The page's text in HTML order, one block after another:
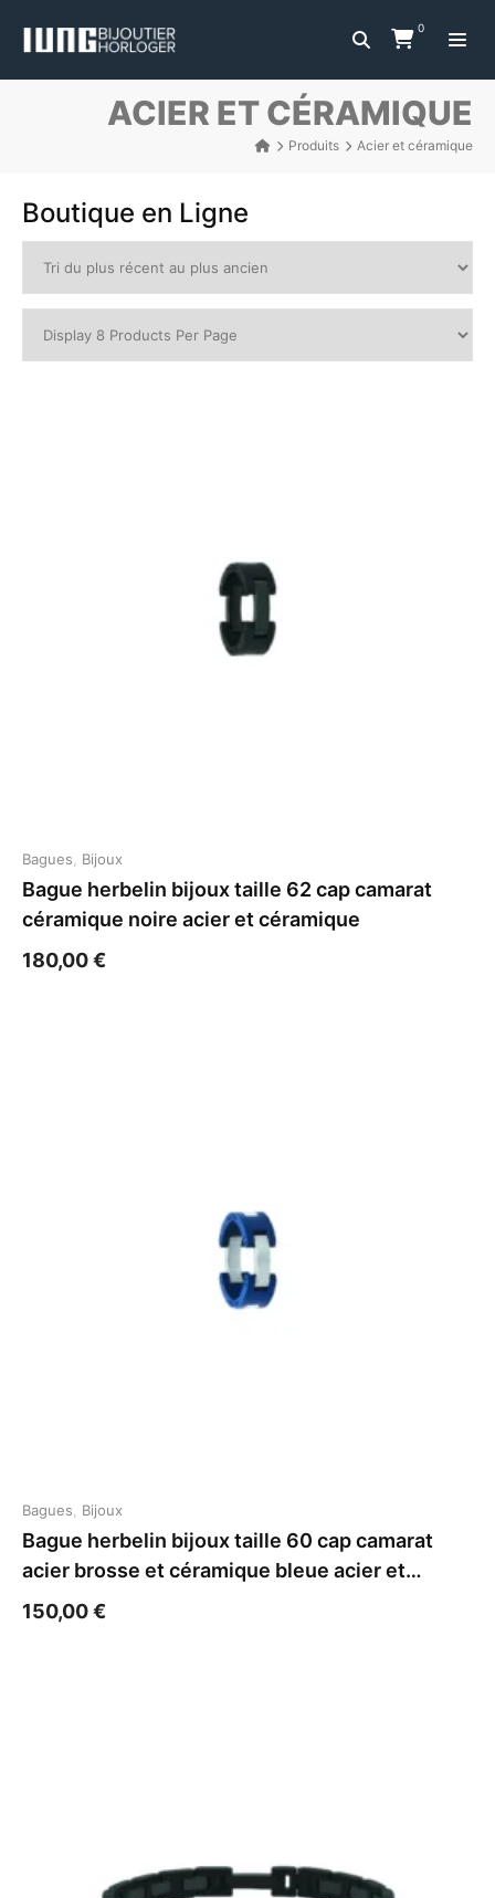
0
ACIER ET CÉRAMIQUE
Produits Acier et céramique
Boutique en Ligne
Bagues Bijoux
Bague herbelin bijoux taille 62 cap camarat
céramique noire acier et céramique
180,00€
Bagues Bijoux
Bague herbelin bijoux taille 60 cap camarat
acier brosse et céramique bleue acier et
céramique
150,00€